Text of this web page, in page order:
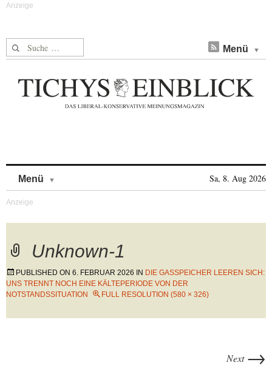
Suche nach: Menü
Menü Sa, 8. Aug 2026
Unknown-1
PUBLISHED ON 6. FEBRUAR 2026 IN DIE GASSPEICHER LEEREN SICH:
UNS TRENNT NOCH EINE KÄLTEPERIODE VON DER
NOTSTANDSSITUATION
FULL RESOLUTION (580 × 326)
Next →